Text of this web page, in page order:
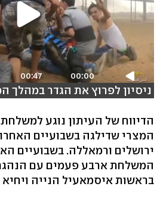
00:00
00:47
ניסיון לפרוץ את הגדר במהלך
הדיווח של העיתון נוגע למשלחת
המצרי שדילגה בשבועיים
ירושלים ורמאללה. בשבועיים
המשלחת ארבע פעמים עם
בראשות איסמאעיל הנייה ויחיא